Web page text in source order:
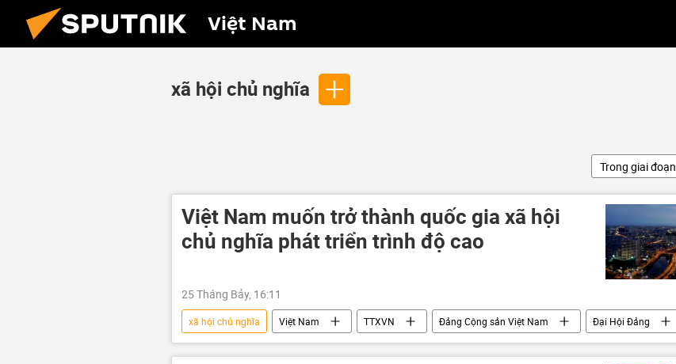
Việt Nam
xã hội chủ nghĩa
Trong giai đoạn
Việt Nam muốn trở thành quốc gia xã hội
chủ nghĩa phát triển trình độ cao
25 Tháng Bảy, 16:11
xã hội chủ nghĩa Việt Nam TTXVN Đảng Cộng sản Việt Nam
Đại Hội Đảng
Châu Á
Kinh tế Xã hội